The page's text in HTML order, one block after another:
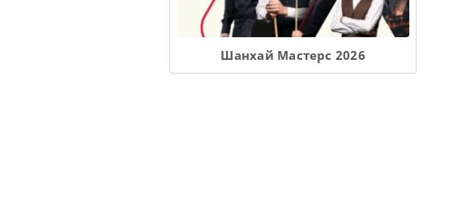
Шанхай Мастерс 2026